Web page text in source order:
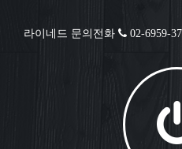
라이네드 문의전화 02-6959-